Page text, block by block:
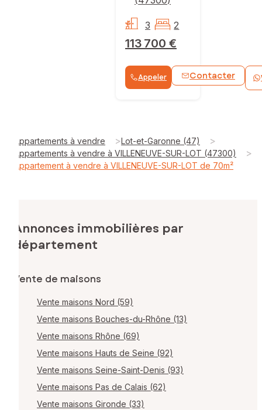
113 700 €
3 2
Appeler Contacter
Appartements à vendre >Lot-et-Garonne (47) >
Appartements à vendre à VILLENEUVE-SUR-LOT (47300) >
Appartement à vendre à VILLENEUVE-SUR-LOT de 70m²
Annonces immobilières par
département
Vente de maisons
Vente maisons Nord (59)
Vente maisons Bouches-du-Rhône (13)
Vente maisons Rhône (69)
Vente maisons Hauts de Seine (92)
Vente maisons Seine-Saint-Denis (93)
Vente maisons Pas de Calais (62)
Vente maisons Gironde (33)